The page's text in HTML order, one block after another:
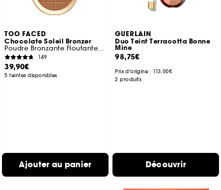
TOO FACED
Chocolate Soleil Bronzer
Poudre Bronzante Floutante Fini Mat
149
39,90€
5 teintes disponibles
Ajouter au panier
GUERLAIN
Duo Teint Terracotta Bonne
Mine
98,75€
Prix d'origine : 113,00€
2 produits
Découvrir